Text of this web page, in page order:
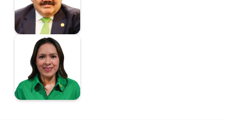
Senador
Castrejón Trujillo
Karen
Vicecoordinadora